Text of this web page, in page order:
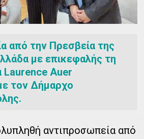
από την Πρεσβεία της
με επικεφαλής τη
Laurence Auer
τον Δήμαρχο
αντιπροσωπεία από